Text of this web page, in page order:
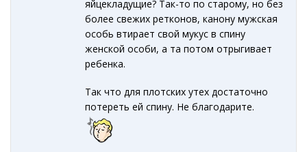
яйцекладущие? Так-то по старому, но без
более свежих ретконов, канону мужская
особь втирает свой мукус в спину
женской особи, а та потом отрыгивает
ребенка.
Так что для плотских утех достаточно
потереть ей спину. Не благодарите.